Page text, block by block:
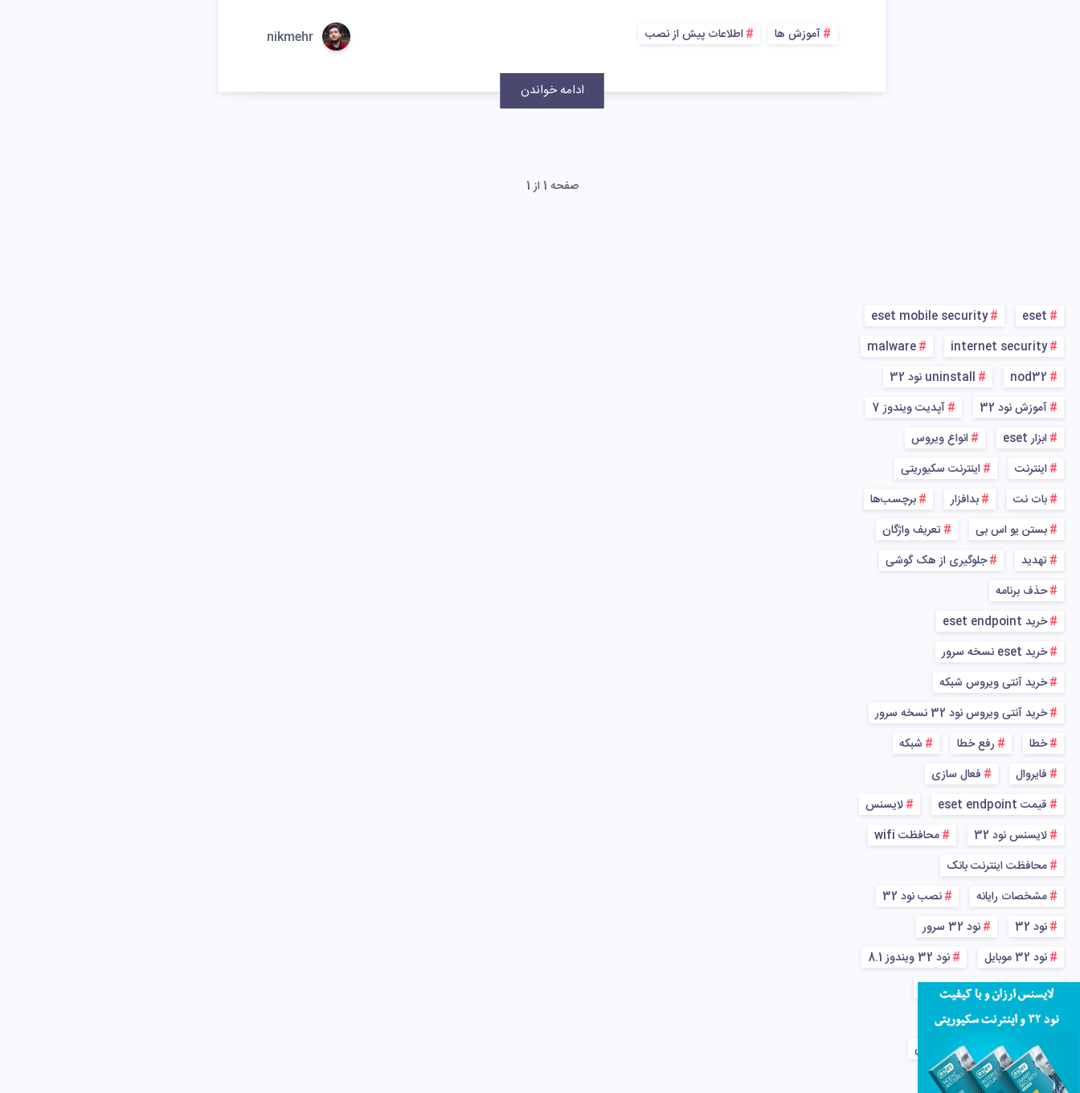
آموزش ها اطلاعات پیش از نصب nikmehr
ادامه خواندن
صفحه 1 از 1
eset
eset mobile security
internet security
malware
nod32
uninstall نود 32
آموزش نود 32
آپدیت ویندوز 7
ابزار eset
انواع ویروس
اینترنت
اینترنت سکیوریتی
بات نت
بدافزار
برچسب‌ها
بستن یو اس بی
تعریف واژگان
تهدید
جلوگیری از هک گوشی
حذف برنامه
خرید eset endpoint
خرید eset نسخه سرور
خرید آنتی ویروس شبکه
خرید آنتی ویروس نود 32 نسخه سرور
خطا
رفع خطا
شبکه
فایروال
فعال سازی
قیمت eset endpoint
لایسنس
لایسنس نود 32
محافظت wifi
محافظت اینترنت بانک
مشخصات رایانه
نصب نود 32
نود 32
نود 32 سرور
نود 32 موبایل
نود 32 ویندوز 8.1
ویروس
ویروس شبکه
ویندوز
ویندوز 7
پاکسازی کامل رایانه از ویروس